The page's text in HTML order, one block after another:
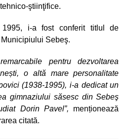
ştiinţifice.
i-a fost conferit titlul de
Municipiului Sebeş.
pentru dezvoltarea
o altă mare personalitate
(1938-1995), i-a dedicat un
gimnaziului săsesc din Sebeş
Dorin Pavel”, menționează
citată.